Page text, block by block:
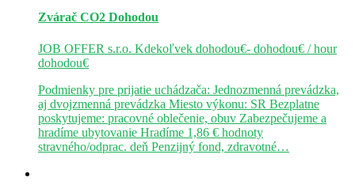
Zvárač CO2 Dohodou
JOB OFFER s.r.o. Kdekoľvek dohodou€- dohodou€ / hour
dohodou€
Podmienky pre prijatie uchádzača: Jednozmenná prevádzka,
aj dvojzmenná prevádzka Miesto výkonu: SR Bezplatne
poskytujeme: pracovné oblečenie, obuv Zabezpečujeme a
hradíme ubytovanie Hradíme 1,86 € hodnoty
stravného/odprac. deň Penzijný fond, zdravotné…